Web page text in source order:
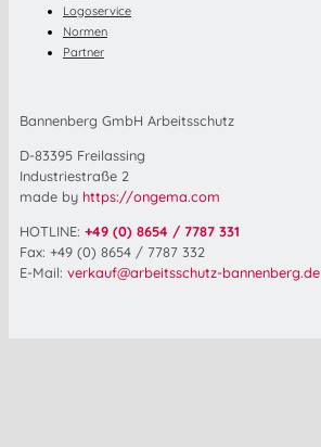
Logoservice
Normen
Partner
Bannenberg GmbH Arbeitsschutz
D-83395 Freilassing
Industriestraße 2
made by https://ongema.com
HOTLINE: +49 (0) 8654 / 7787 331
Fax: +49 (0) 8654 / 7787 332
E-Mail: verkauf@arbeitsschutz-bannenberg.de